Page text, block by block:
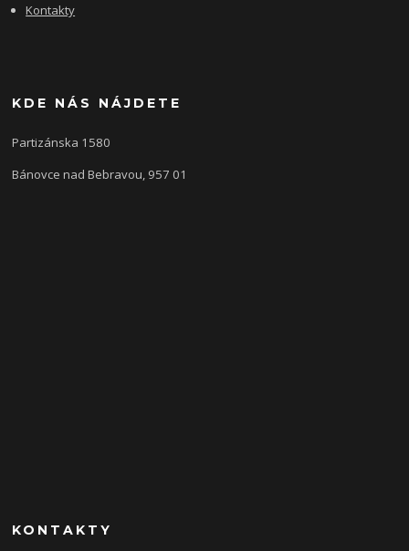
Kontakty
KDE NÁS NÁJDETE
Partizánska 1580
Bánovce nad Bebravou, 957 01
KONTAKTY